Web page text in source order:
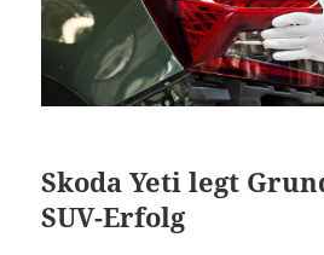
Skoda Yeti legt
SUV-Erfolg